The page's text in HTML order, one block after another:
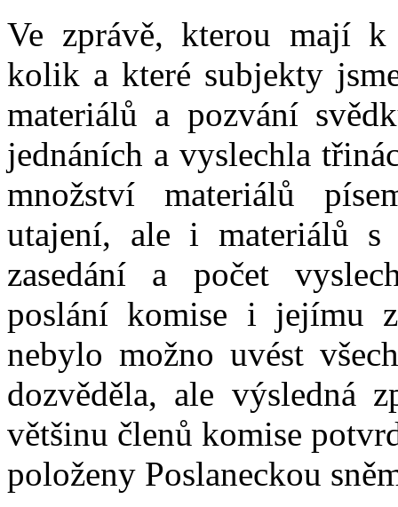
Ve zprávě, kterou mají
kolik a které subjekty
materiálů a pozvání
jednáních a vyslechla
množství materiálů
utajení, ale i materiálů s
zasedání a počet
poslání komise i jejímu
nebylo možno uvést
dozvěděla, ale výsledná
většinu členů komise
položeny Poslaneckou